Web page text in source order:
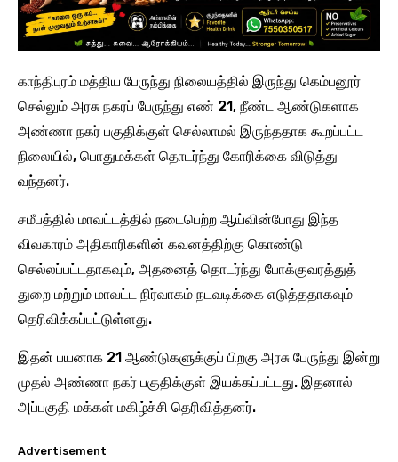
காந்திபுரம் மத்திய பேருந்து நிலையத்தில் இருந்து கெம்பனூர்
செல்லும் அரசு நகரப் பேருந்து எண் 21, நீண்ட ஆண்டுகளாக
அண்ணா நகர் பகுதிக்குள் செல்லாமல் இருந்ததாக கூறப்பட்ட
நிலையில், பொதுமக்கள் தொடர்ந்து கோரிக்கை விடுத்து
வந்தனர்.
சமீபத்தில் மாவட்டத்தில் நடைபெற்ற ஆய்வின்போது இந்த
விவகாரம் அதிகாரிகளின் கவனத்திற்கு கொண்டு
செல்லப்பட்டதாகவும், அதனைத் தொடர்ந்து போக்குவரத்துத்
துறை மற்றும் மாவட்ட நிர்வாகம் நடவடிக்கை எடுத்ததாகவும்
தெரிவிக்கப்பட்டுள்ளது.
இதன் பயனாக 21 ஆண்டுகளுக்குப் பிறகு அரசு பேருந்து இன்று
முதல் அண்ணா நகர் பகுதிக்குள் இயக்கப்பட்டது. இதனால்
அப்பகுதி மக்கள் மகிழ்ச்சி தெரிவித்தனர்.
Advertisement